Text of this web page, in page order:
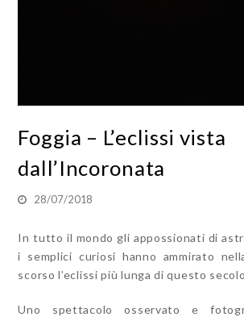
Foggia – L’eclissi vista
dall’Incoronata
28/07/2018
In tutto il mondo gli appossionati di
i semplici curiosi hanno ammirato
scorso l’eclissi più lunga di questo
Uno spettacolo osservato e